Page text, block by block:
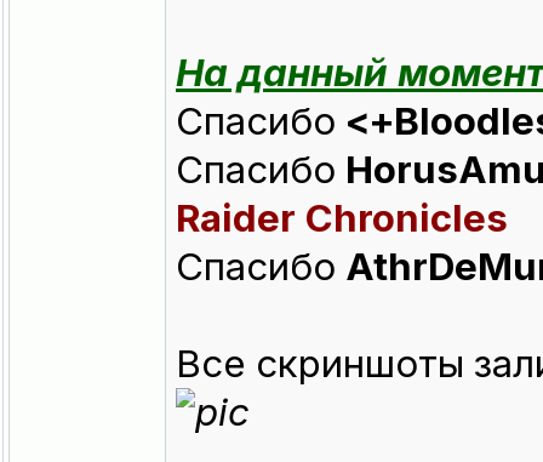
На данный
Спасибо
Спасибо
Raider Chronicles
Спасибо
Все скриншоты